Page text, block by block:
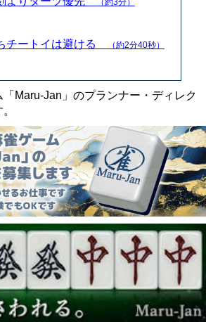
チートイは避ける （約2分40秒）
Maru-Jan」のプランナー・ディレク